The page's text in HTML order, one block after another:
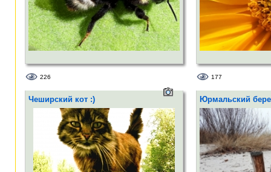
226 177
Чеширский кот :) Юрмальский